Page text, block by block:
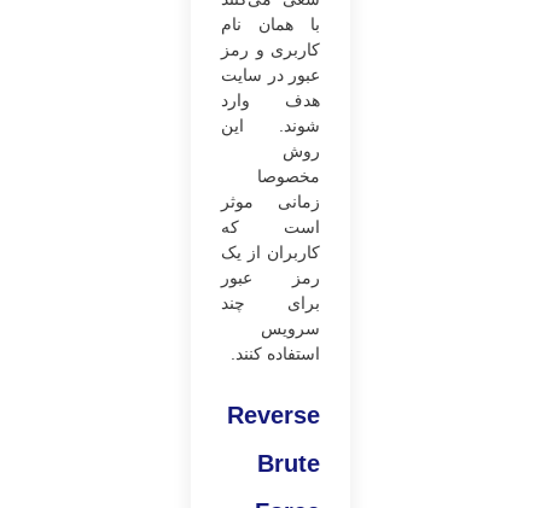
با همان نام
کاربری و رمز
عبور در سایت
هدف وارد
شوند. این
روش
مخصوصا
زمانی موثر
است که
کاربران از یک
رمز عبور
برای چند
سرویس
استفاده کنند.
Reverse
Brute